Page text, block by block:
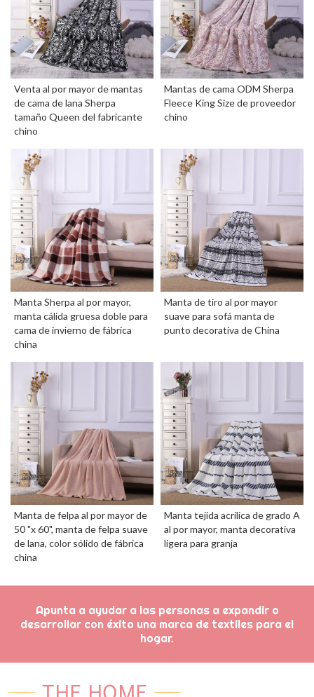
Venta al por mayor de mantas
de cama de lana Sherpa
tamaño Queen del fabricante
chino
Mantas de cama ODM Sherpa
Fleece King Size de proveedor
chino
Manta Sherpa al por mayor,
manta cálida gruesa doble para
cama de invierno de fábrica
china
Manta de tiro al por mayor
suave para sofá manta de
punto decorativa de China
Manta de felpa al por mayor de
50 "x 60", manta de felpa suave
de lana, color sólido de fábrica
china
Manta tejida acrílica de grado A
al por mayor, manta decorativa
ligera para granja
Apunta a ayudar a las personas a expandir o
desarrollar con éxito una marca de textiles para el
hogar.